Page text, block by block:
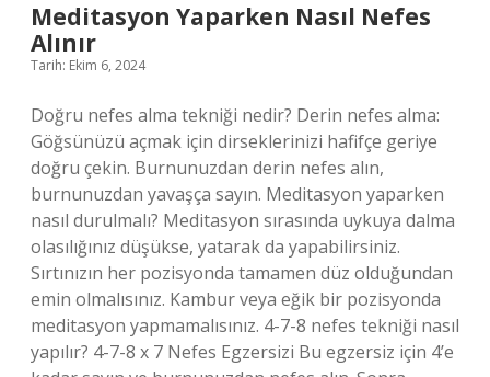
Meditasyon Yaparken Nasıl Nefes
Alınır
Tarih: Ekim 6, 2024
Doğru nefes alma tekniği nedir? Derin nefes alma:
Göğsünüzü açmak için dirseklerinizi hafifçe geriye
doğru çekin. Burnunuzdan derin nefes alın,
burnunuzdan yavaşça sayın. Meditasyon yaparken
nasıl durulmalı? Meditasyon sırasında uykuya dalma
olasılığınız düşükse, yatarak da yapabilirsiniz.
Sırtınızın her pozisyonda tamamen düz olduğundan
emin olmalısınız. Kambur veya eğik bir pozisyonda
meditasyon yapmamalısınız. 4-7-8 nefes tekniği nasıl
yapılır? 4-7-8 x 7 Nefes Egzersizi Bu egzersiz için 4’e